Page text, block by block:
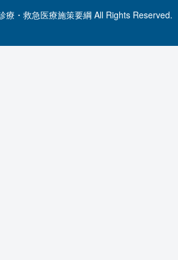
療・救急医療施策要綱 All Rights Reserved.